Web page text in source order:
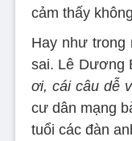
cảm thấy
Hay như trong
sai. Lê Dương
ơi, cái câu dễ
cư dân mạng
tuổi các đàn